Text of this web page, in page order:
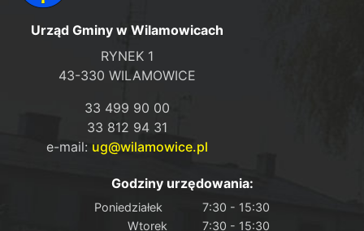
Urząd Gminy w Wilamowicach
RYNEK 1
43-330 WILAMOWICE
33 499 90 00
33 812 94 31
e-mail: ug@wilamowice.pl
Godziny urzędowania:
Poniedziałek
7:30 - 15:30
Wtorek
7:30 - 15:30